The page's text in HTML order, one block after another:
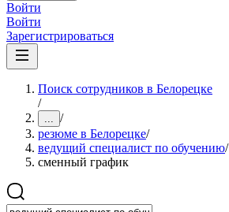
Войти
Войти
Зарегистрироваться
Поиск сотрудников в Белорецке
/
... /
резюме в Белорецке/
ведущий специалист по обучению/
сменный график